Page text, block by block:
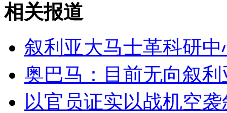
外交部：反对强权政治霸凌主义
外交部：有关国家言论片面不公正
安徽一实载49人客车翻车
相关报道
叙利亚大马士革科研
奥巴马：目前无向叙
以官员证实以战机空